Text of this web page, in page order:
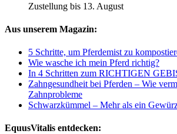
Zustellung bis 13. August
Aus unserem Magazin:
5 Schritte, um Pferdemist zu
Wie wasche ich mein Pferd richtig?
In 4 Schritten zum RICHTIGEN
Zahngesundheit bei Pferden – Wie
Zahnprobleme
Schwarzkümmel – Mehr als ein
EquusVitalis entdecken: